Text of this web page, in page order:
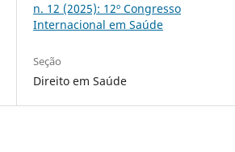
n. 12 (2025): 12º Congresso
Internacional em Saúde
Seção
Direito em Saúde